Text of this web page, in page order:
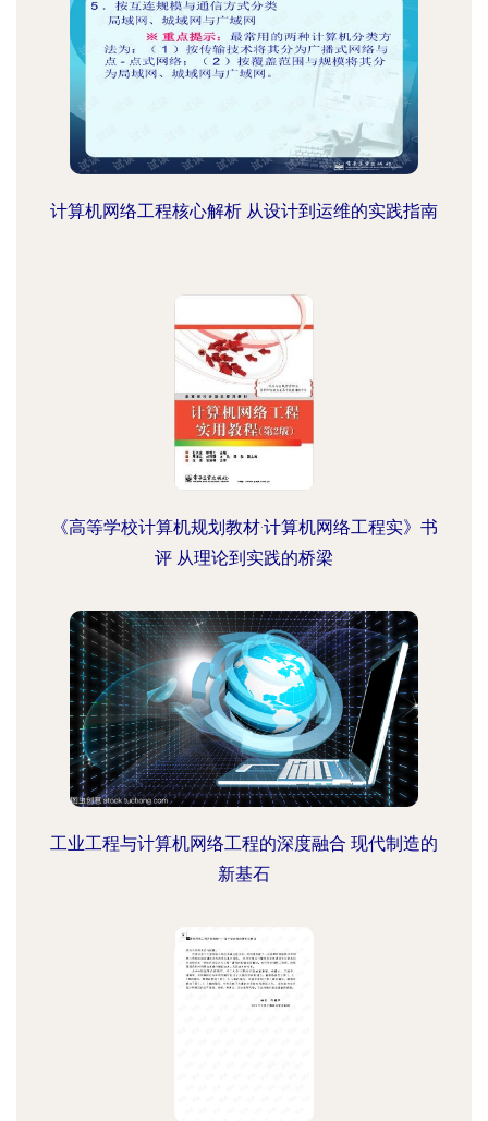
计算机网络工程核心解析 从设计到运维的实践指南
《高等学校计算机规划教材·计算机网络工程实》书
评 从理论到实践的桥梁
工业工程与计算机网络工程的深度融合 现代制造的
新基石